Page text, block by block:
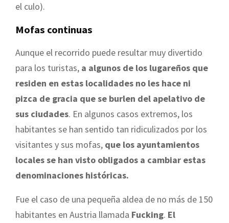
el culo).
Mofas continuas
Aunque el recorrido puede resultar muy divertido
para los turistas, a algunos de los lugareños que
residen en estas localidades no les hace ni
pizca de gracia que se burlen del apelativo de
sus ciudades. En algunos casos extremos, los
habitantes se han sentido tan ridiculizados por los
visitantes y sus mofas, que los ayuntamientos
locales se han visto obligados a cambiar estas
denominaciones históricas.
Fue el caso de una pequeña aldea de no más de 150
habitantes en Austria llamada Fucking. El